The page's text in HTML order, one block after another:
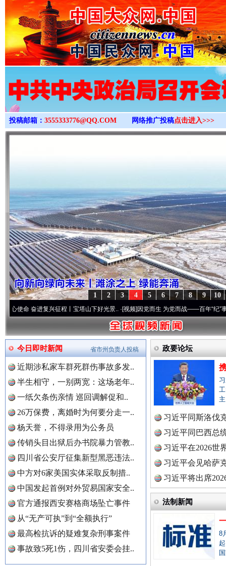
>
投稿邮箱： 3555333776@QQ.COM 网络推广投稿点击进入>>>
10
9
8
7
6
5
4
3
2
1
进复兴征程丨宝塔山下好光景..·[视频]因党而生 为党而战——百年“纪”事⑧加强纪律
今日即时新闻
近期涉私家车群死群伤事故多发..
半生相守，一别两宽：这场老年..
一纸欠条伤亲情 巡回调解促和..
26万保费，离婚时为何要分走一..
杨天誉，不得录用为公务员
传销头目出狱后办书院暴力管教..
四川省公安厅征集新型黑恶违法..
中方对6家美国实体采取反制措..
中国发起首例对外贸易国家安全..
官方通报西安赛格商场坠亡事件
从“无产可执”到“全额执行”
最高检抗诉的疑难复杂刑事案件
事故致5死1伤，四川省安委会挂..
省市州负责人投稿 政要论坛
习近平同斯洛伐
习近平同巴西总
习近平在2026世
理高级..
习近平会见哈萨
习近平将出席
球治理..
法制新闻
8
全民健
世界屋脊 天路回响